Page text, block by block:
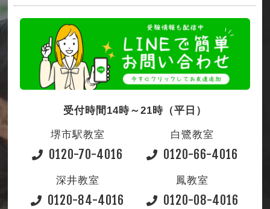
受付時間14時～21時（平日）
堺市駅教室
0120-70-4016
白鷺教室
0120-66-4016
深井教室
0120-84-4016
鳳教室
0120-08-4016